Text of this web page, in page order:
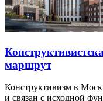
маршрут
Конструктивизм в
и связан с исходной